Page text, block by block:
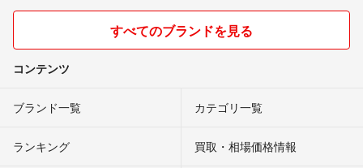
すべてのブランドを見る
コンテンツ
ブランド一覧 カテゴリ一覧
ランキング 買取・相場価格情報